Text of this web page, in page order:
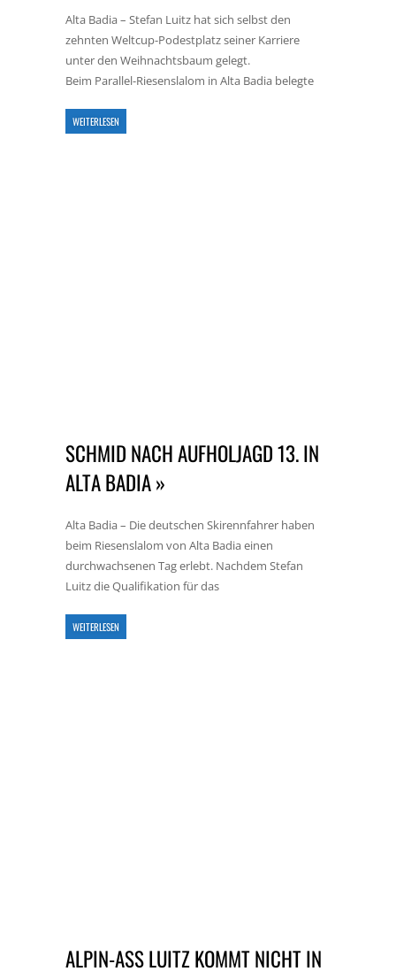
Alta Badia – Stefan Luitz hat sich selbst den
zehnten Weltcup-Podestplatz seiner Karriere
unter den Weihnachtsbaum gelegt.
Beim Parallel-Riesenslalom in Alta Badia belegte
WEITERLESEN
SCHMID NACH AUFHOLJAGD 13. IN
ALTA BADIA »
Alta Badia – Die deutschen Skirennfahrer haben
beim Riesenslalom von Alta Badia einen
durchwachsenen Tag erlebt. Nachdem Stefan
Luitz die Qualifikation für das
WEITERLESEN
ALPIN-ASS LUITZ KOMMT NICHT IN